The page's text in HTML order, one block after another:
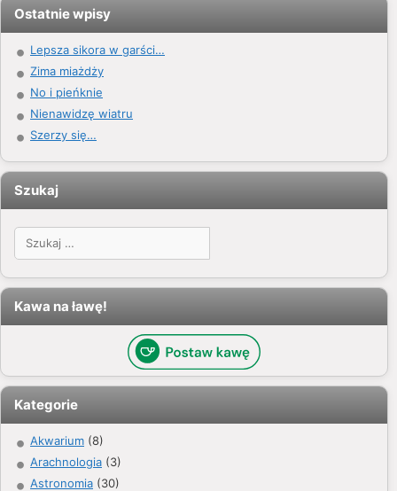
Ostatnie wpisy
Lepsza sikora w garści…
Zima miażdży
No i pieńknie
Nienawidzę wiatru
Szerzy się…
Szukaj
Szukaj:
Kawa na ławę!
Kategorie
Akwarium (8)
Arachnologia (3)
Astronomia (30)